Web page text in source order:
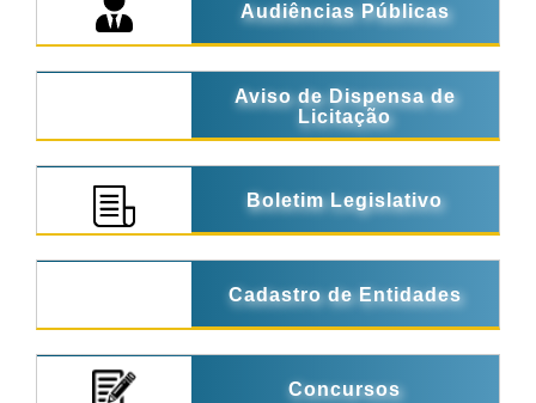
Audiências Públicas
Aviso de Dispensa de
Licitação
Boletim Legislativo
Cadastro de Entidades
Concursos